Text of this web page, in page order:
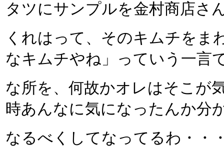
タツにサンプルを金村商店さ
くれはって、そのキムチをま
なキムチやね」っていう一言
な所を、何故かオレはそこが
時あんなに気になったんか分
なるべくしてなってるわ・・